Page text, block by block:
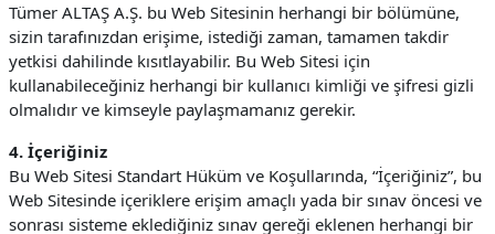
Tümer ALTAŞ A.Ş. bu Web Sitesinin herhangi bir bölümüne,
sizin tarafınızdan erişime, istediği zaman, tamamen takdir
yetkisi dahilinde kısıtlayabilir. Bu Web Sitesi için
kullanabileceğiniz herhangi bir kullanıcı kimliği ve şifresi gizli
olmalıdır ve kimseyle paylaşmamanız gerekir.
4. İçeriğiniz
Bu Web Sitesi Standart Hüküm ve Koşullarında, “İçeriğiniz”, bu
Web Sitesinde içeriklere erişim amaçlı yada bir sınav öncesi ve
sonrası sisteme eklediğiniz sınav gereği eklenen herhangi bir